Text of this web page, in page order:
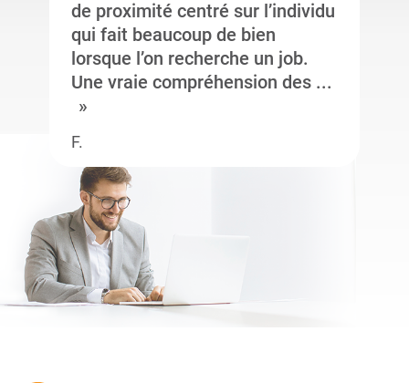
de proximité centré sur l’individu
qui fait beaucoup de bien
lorsque l’on recherche un job.
Une vraie compréhension des ...
F.